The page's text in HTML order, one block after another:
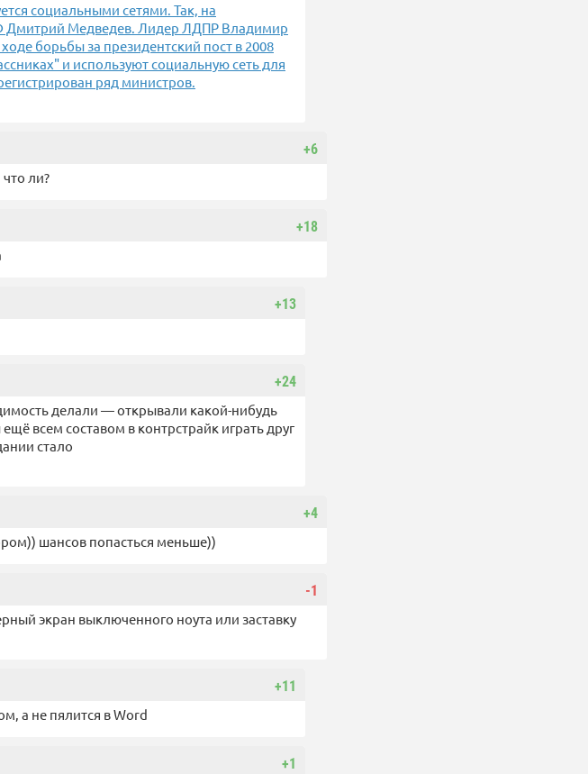
социальными сетями. Так, на
Дмитрий Медведев. Лидер ЛДПР Владимир
борьбы за президентский пост в 2008
и используют социальную сеть для
ряд министров.
+6
ли?
+18
+13
+24
делали — открывали какой-нибудь
всем составом в контрстрайк играть друг
стало
+4
шансов попасться меньше))
-1
экран выключенного ноута или заставку
+11
а не пялится в Word
+1